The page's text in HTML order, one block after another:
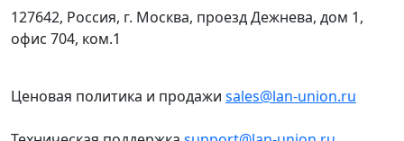
127642, Россия, г. Москва, проезд Дежнева, дом 1,
офис 704, ком.1
Ценовая политика и продажи sales@lan-union.ru